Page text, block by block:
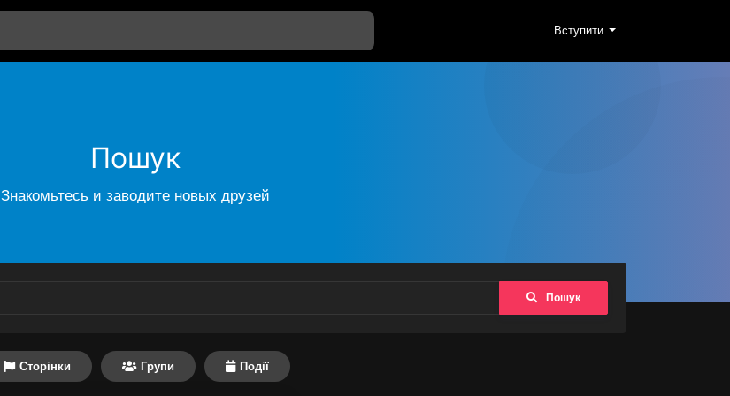
Вступити
Пошук
Знакомьтесь и заводите новых друзей
Пошук
Сторінки Групи Події